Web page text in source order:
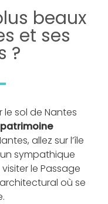
beaux
et ses
?
le sol de Nantes
patrimoine
allez sur l’île
sympathique
le Passage
où se